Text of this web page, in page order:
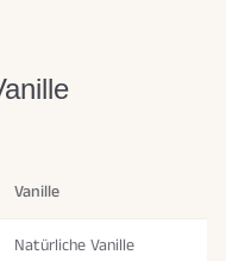
Vanille
Natürliche Vanille